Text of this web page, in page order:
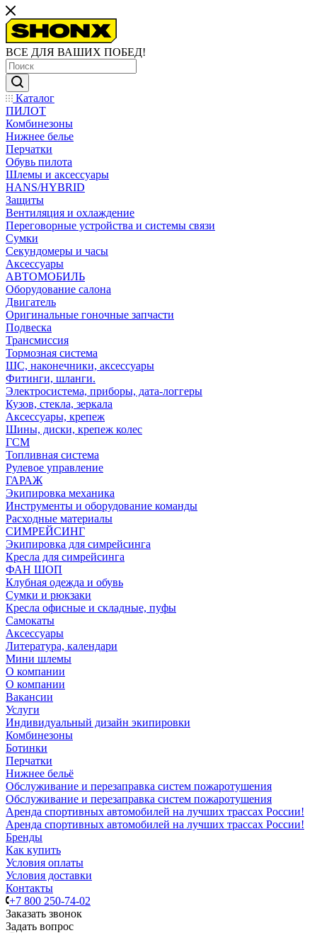
ВСЕ ДЛЯ ВАШИХ ПОБЕД!
Каталог
ПИЛОТ
Комбинезоны
Нижнее белье
Перчатки
Обувь пилота
Шлемы и аксессуары
HANS/HYBRID
Защиты
Вентиляция и охлаждение
Переговорные устройства и системы связи
Сумки
Секундомеры и часы
Аксессуары
АВТОМОБИЛЬ
Оборудование салона
Двигатель
Оригинальные гоночные запчасти
Подвеска
Трансмиссия
Тормозная система
ШС, наконечники, аксессуары
Фитинги, шланги.
Электросистема, приборы, дата-логгеры
Кузов, стекла, зеркала
Аксессуары, крепеж
Шины, диски, крепеж колес
ГСМ
Топливная система
Рулевое управление
ГАРАЖ
Экипировка механика
Инструменты и оборудование команды
Расходные материалы
СИМРЕЙСИНГ
Экипировка для симрейсинга
Кресла для симрейсинга
ФАН ШОП
Клубная одежда и обувь
Сумки и рюкзаки
Кресла офисные и складные, пуфы
Самокаты
Аксессуары
Литература, календари
Мини шлемы
О компании
О компании
Вакансии
Услуги
Индивидуальный дизайн экипировки
Комбинезоны
Ботинки
Перчатки
Нижнее бельё
Обслуживание и перезаправка систем пожаротушения
Обслуживание и перезаправка систем пожаротушения
Аренда спортивных автомобилей на лучших трассах России!
Аренда спортивных автомобилей на лучших трассах России!
Бренды
Как купить
Условия оплаты
Условия доставки
Контакты
+7 800 250-74-02
Заказать звонок
Задать вопрос